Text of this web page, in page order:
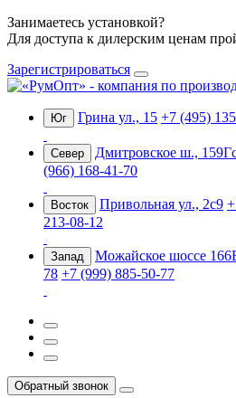
Занимаетесь установкой?
Для доступа к дилерским ценам
Зарегистрироваться
Юг Грина ул., 15 +7 (495)
Север Дмитровское ш.,
(966) 168-41-70
Восток Привольная ул., 2с9
213-08-12
Запад Можайское шоссе
78 +7 (999) 885-50-77
Обратный звонок